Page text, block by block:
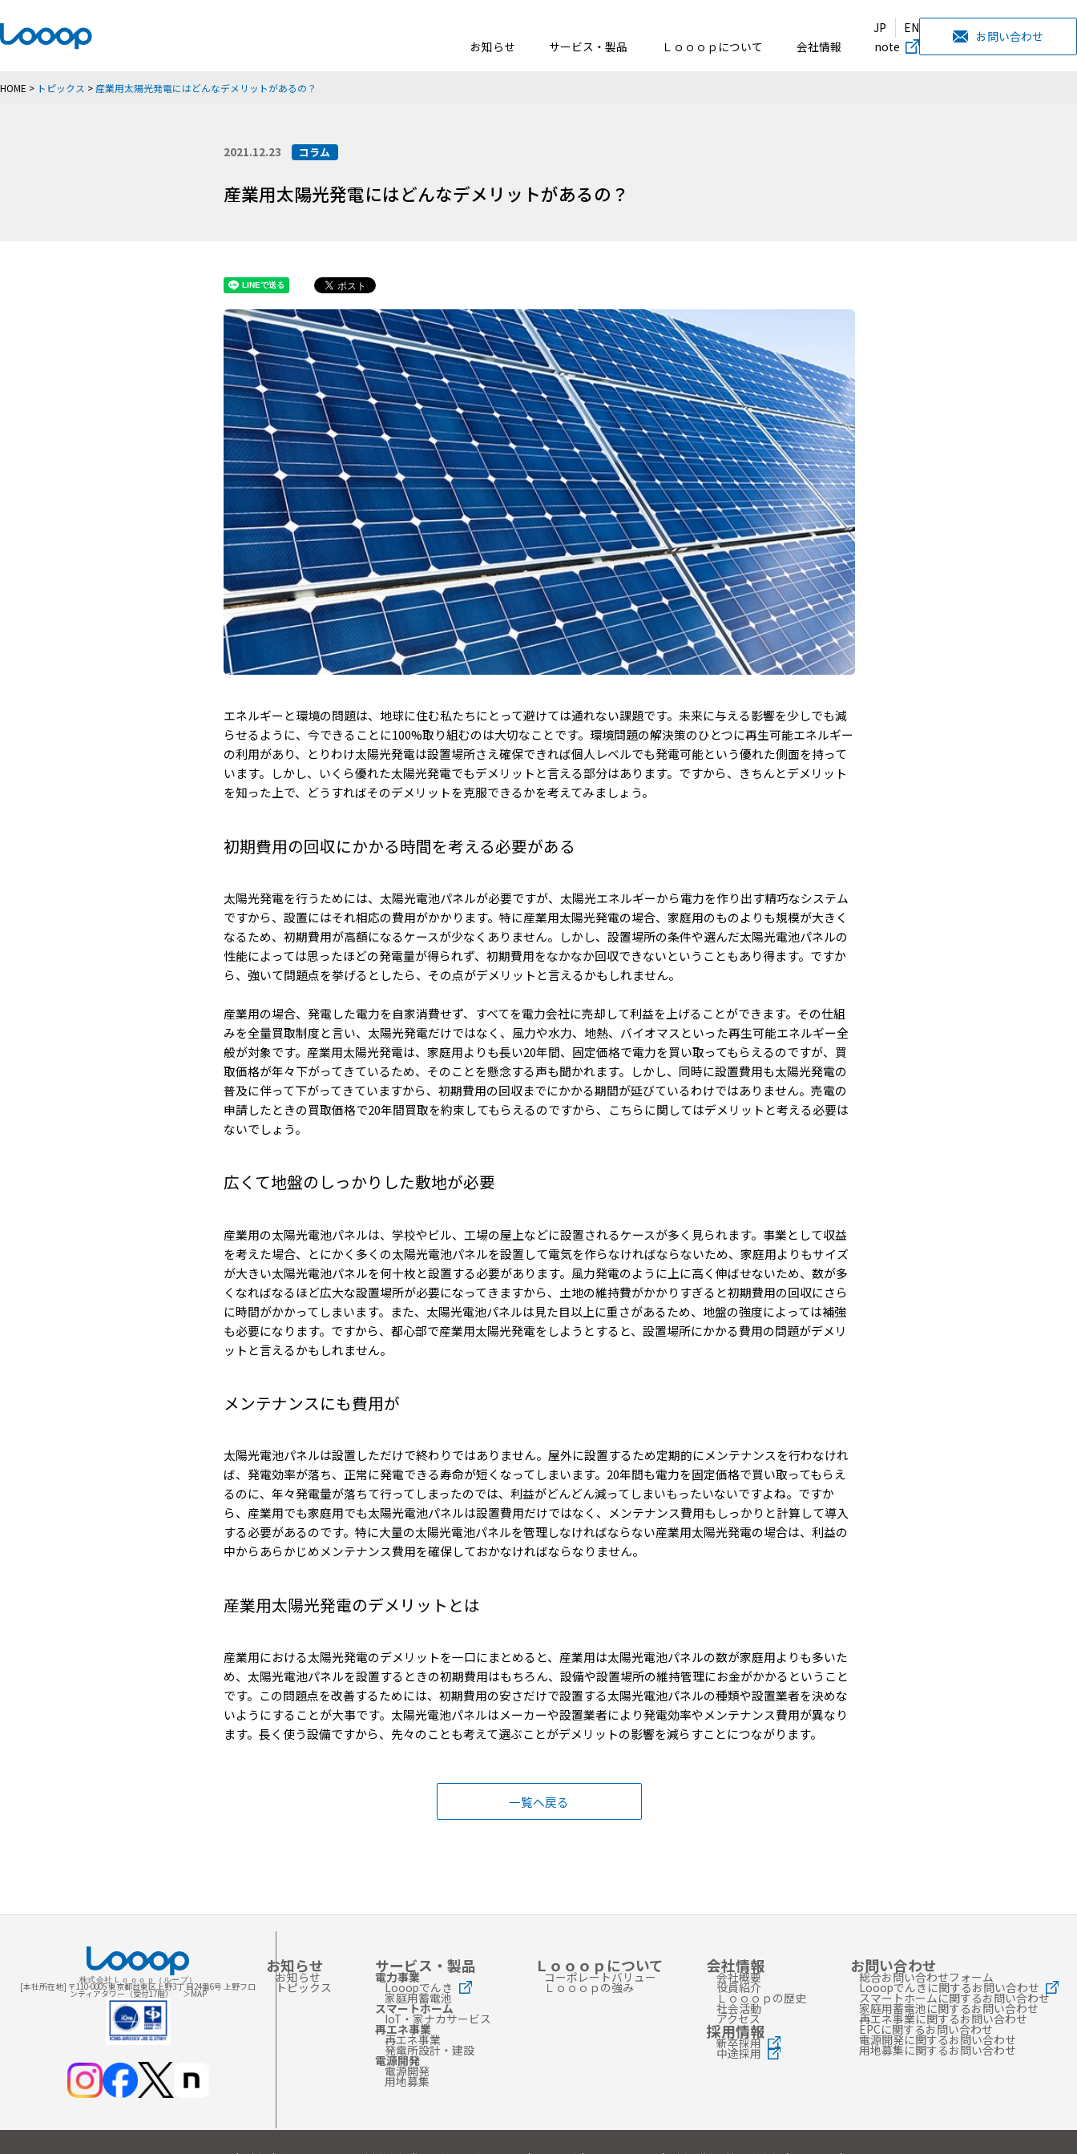
JP
EN
お知らせ
サービス・製品 Ｌｏｏｏｐについて 会社情報 note
お問い合わせ
HOME > トピックス > 産業用太陽光発電にはどんなデメリットがあるの？
2021.12.23 コラム
産業用太陽光発電にはどんなデメリットがあるの？
エネルギーと環境の問題は、地球に住む私たちにとって避けては通れない課題です。未来に与える影響を少しでも減
らせるように、今できることに100%取り組むのは大切なことです。環境問題の解決策のひとつに再生可能エネルギー
の利用があり、とりわけ太陽光発電は設置場所さえ確保できれば個人レベルでも発電可能という優れた側面を持って
います。しかし、いくら優れた太陽光発電でもデメリットと言える部分はあります。ですから、きちんとデメリット
を知った上で、どうすればそのデメリットを克服できるかを考えてみましょう。
初期費用の回収にかかる時間を考える必要がある
太陽光発電を行うためには、太陽光電池パネルが必要ですが、太陽光エネルギーから電力を作り出す精巧なシステム
ですから、設置にはそれ相応の費用がかかります。特に産業用太陽光発電の場合、家庭用のものよりも規模が大きく
なるため、初期費用が高額になるケースが少なくありません。しかし、設置場所の条件や選んだ太陽光電池パネルの
性能によっては思ったほどの発電量が得られず、初期費用をなかなか回収できないということもあり得ます。ですか
ら、強いて問題点を挙げるとしたら、その点がデメリットと言えるかもしれません。
産業用の場合、発電した電力を自家消費せず、すべてを電力会社に売却して利益を上げることができます。その仕組
みを全量買取制度と言い、太陽光発電だけではなく、風力や水力、地熱、バイオマスといった再生可能エネルギー全
般が対象です。産業用太陽光発電は、家庭用よりも長い20年間、固定価格で電力を買い取ってもらえるのですが、買
取価格が年々下がってきているため、そのことを懸念する声も聞かれます。しかし、同時に設置費用も太陽光発電の
普及に伴って下がってきていますから、初期費用の回収までにかかる期間が延びているわけではありません。売電の
申請したときの買取価格で20年間買取を約束してもらえるのですから、こちらに関してはデメリットと考える必要は
ないでしょう。
広くて地盤のしっかりした敷地が必要
産業用の太陽光電池パネルは、学校やビル、工場の屋上などに設置されるケースが多く見られます。事業として収益
を考えた場合、とにかく多くの太陽光電池パネルを設置して電気を作らなければならないため、家庭用よりもサイズ
が大きい太陽光電池パネルを何十枚と設置する必要があります。風力発電のように上に高く伸ばせないため、数が多
くなればなるほど広大な設置場所が必要になってきますから、土地の維持費がかかりすぎると初期費用の回収にさら
に時間がかかってしまいます。また、太陽光電池パネルは見た目以上に重さがあるため、地盤の強度によっては補強
も必要になります。ですから、都心部で産業用太陽光発電をしようとすると、設置場所にかかる費用の問題がデメリ
ットと言えるかもしれません。
メンテナンスにも費用が
太陽光電池パネルは設置しただけで終わりではありません。屋外に設置するため定期的にメンテナンスを行わなけれ
ば、発電効率が落ち、正常に発電できる寿命が短くなってしまいます。20年間も電力を固定価格で買い取ってもらえ
るのに、年々発電量が落ちて行ってしまったのでは、利益がどんどん減ってしまいもったいないですよね。ですか
ら、産業用でも家庭用でも太陽光電池パネルは設置費用だけではなく、メンテナンス費用もしっかりと計算して導入
する必要があるのです。特に大量の太陽光電池パネルを管理しなければならない産業用太陽光発電の場合は、利益の
中からあらかじめメンテナンス費用を確保しておかなければならなりません。
産業用太陽光発電のデメリットとは
産業用における太陽光発電のデメリットを一口にまとめると、産業用は太陽光電池パネルの数が家庭用よりも多いた
め、太陽光電池パネルを設置するときの初期費用はもちろん、設備や設置場所の維持管理にお金がかかるということ
です。この問題点を改善するためには、初期費用の安さだけで設置する太陽光電池パネルの種類や設置業者を決めな
いようにすることが大事です。太陽光電池パネルはメーカーや設置業者により発電効率やメンテナンス費用が異なり
ます。長く使う設備ですから、先々のことも考えて選ぶことがデメリットの影響を減らすことにつながります。
一覧へ戻る
株式会社Ｌｏｏｏｐ（ループ）
[本社所在地] 〒110-0005 東京都台東区上野3丁 目24番6号 上野フロ
ンティアタワー（受付17階） ＞MAP
お知らせ
お知らせ
トピックス
サービス・製品
電力事業
Looopでんき
家庭用蓄電池
スマートホーム
IoT・家ナカサービス
再エネ事業
再エネ事業
発電所設計・建設
電源開発
電源開発
用地募集
Ｌｏｏｏｐについて
コーポレートバリュー
Ｌｏｏｏｐの強み
会社情報
会社概要
役員紹介
Ｌｏｏｏｐの歴史
社会活動
アクセス
採用情報
新卒採用
中途採用
お問い合わせ
総合お問い合わせフォーム
Looopでんきに関するお問い合わせ
スマートホームに関するお問い合わせ
家庭用蓄電池に関するお問い合わせ
再エネ事業に関するお問い合わせ
EPCに関するお問い合わせ
電源開発に関するお問い合わせ
用地募集に関するお問い合わせ